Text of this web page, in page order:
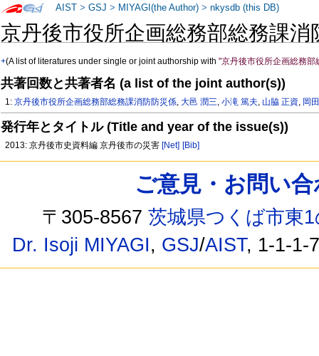
京丹後市役所企画総務部総務課
+(A list of literatures under single or joint authorship with"京丹後市役所企画総務部
共著回数と共著者名 (a list of the joint author(s))
1:京丹後市役所企画総務部総務課消防防災係,大邑 潤三,小滝 篤夫, 山脇 正資, 岡
発行年とタイトル (Title and year of the issue(s))
2013: 京丹後市史資料編 京丹後市の災害 [Net] [Bib]
AIST >GSJ > MIYAGI(the Author) >nkysdb (this DB)
ご意見・お問い
〒305-8567茨城県つくば市東
Dr. Isoji MIYAGI, GSJ/AIST, 1-1-1-